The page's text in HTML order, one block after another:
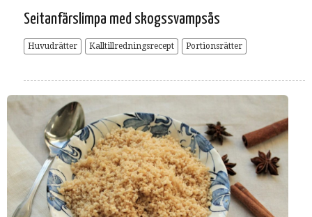
Seitanfärslimpa med skogssvampsås
Huvudrätter Kalltillredningsrecept Portionsrätter